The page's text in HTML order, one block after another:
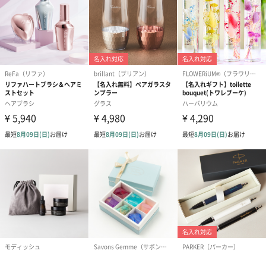
紅茶・コーヒー・スイーツ
紅茶・コーヒー・スイーツを同梱してお届けいたします。ギフト
への＋αにおすすめです。
BIRTHDAY TO YOU）
（660円）
アールグレイティー
（660円）
フルーツティ
円）